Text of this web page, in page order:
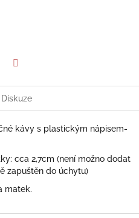
Diskuze
kávy s plastickým nápisem-
cca 2,7cm (není možno dodat
zapuštěn do úchytu)
matek.